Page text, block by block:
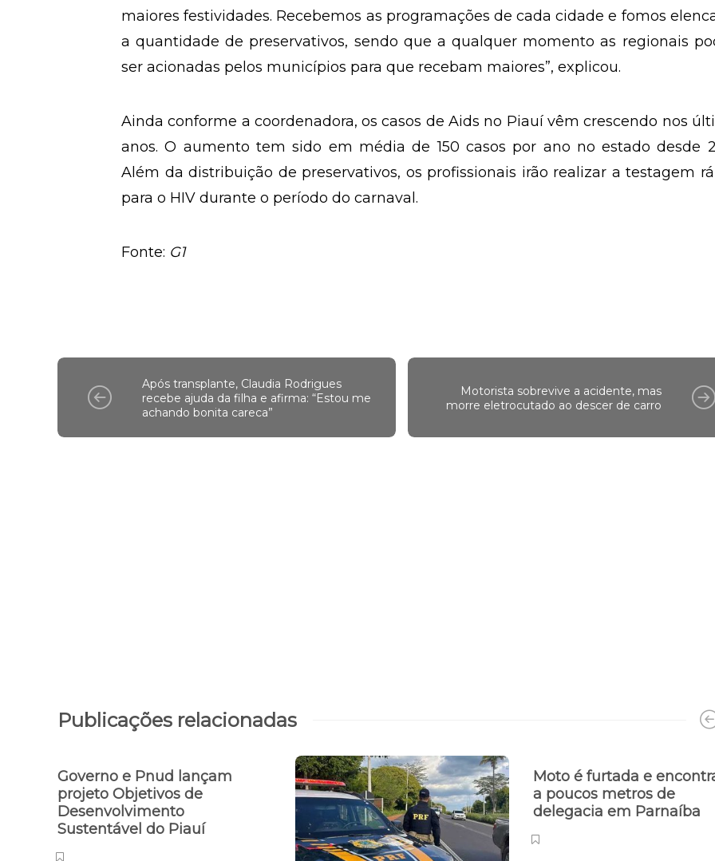
maiores festividades. Recebemos as programações de cada cidade e fomos
a quantidade de preservativos, sendo que a qualquer momento as regionais
ser acionadas pelos municípios para que recebam maiores”, explicou.
Ainda conforme a coordenadora, os casos de Aids no Piauí vêm crescendo nos
anos. O aumento tem sido em média de 150 casos por ano no estado desde
Além da distribuição de preservativos, os profissionais irão realizar a testagem
para o HIV durante o período do carnaval.
Fonte: G1
Após transplante, Claudia Rodrigues
recebe ajuda da filha e afirma: “Estou me
achando bonita careca”
Motorista sobrevive a acidente, mas
morre eletrocutado ao descer de carro
Publicações relacionadas
Governo e Pnud lançam
projeto Objetivos de
Desenvolvimento
Sustentável do Piauí
Moto é furtada e
a poucos metros de
delegacia em Parnaíba